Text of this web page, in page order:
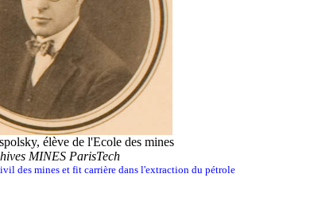
élève de l'Ecole des mines
MINES ParisTech
des mines et fit carrière dans l'extraction du pétrole